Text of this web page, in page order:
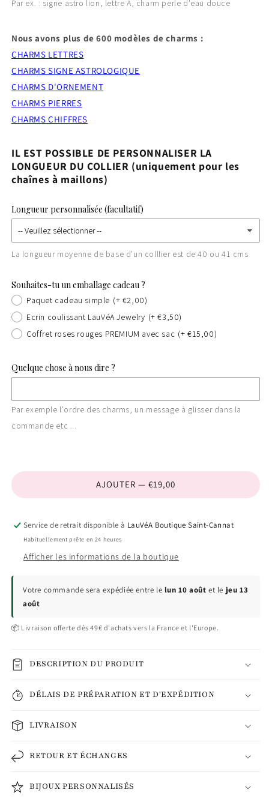
Par ex. : signe astro lion, lettre A, charm perle d'eau douce
Nous avons plus de 600 modèles de charms :
CHARMS LETTRES
CHARMS SIGNE ASTROLOGIQUE
CHARMS D'ORNEMENT
CHARMS PIERRES
CHARMS CHIFFRES
IL EST POSSIBLE DE PERSONNALISER LA
LONGUEUR DU COLLIER (uniquement pour les
chaînes à maillons)
Longueur personnalisée (facultatif)
La longueur moyenne de base d'un colllier est de 40 ou 41 cms
Souhaites-tu un emballage cadeau ?
Paquet cadeau simple (+ €2,00)
Ecrin coulissant LauVéA Jewelry (+ €3,50)
Coffret roses rouges PREMIUM avec sac (+ €15,00)
Quelque chose à nous dire ?
Par exemple l'ordre des charms, un message à glisser dans la
commande etc ...
AJOUTER — €19,00
Service de retrait disponible à LauVéA Boutique Saint-Cannat
Habituellement prête en 24 heures
Afficher les informations de la boutique
Votre commande sera expédiée entre le lun 10 août et le jeu 13
août
📦 Livraison offerte dès 49€ d'achats vers la France et l'Europe.
DESCRIPTION DU PRODUIT
DÉLAIS DE PRÉPARATION ET D'EXPÉDITION
LIVRAISON
RETOUR ET ÉCHANGES
BIJOUX PERSONNALISÉS